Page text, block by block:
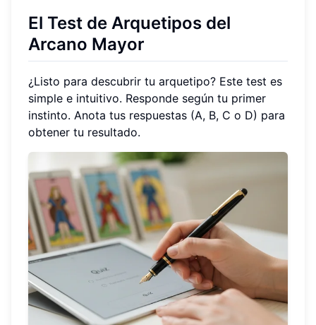
El Test de Arquetipos del
Arcano Mayor
¿Listo para descubrir tu arquetipo? Este test es
simple e intuitivo. Responde según tu primer
instinto. Anota tus respuestas (A, B, C o D) para
obtener tu resultado.